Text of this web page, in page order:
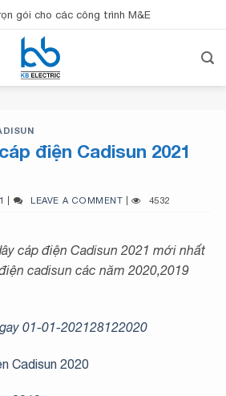
gói cho các công trình M&E
điện Cadisun 2021
| LEAVE A COMMENT | 4532
cáp điện Cadisun 2021 mới nhất
cadisun các năm 2020,2019
01-01-202128122020
Cadisun 2020